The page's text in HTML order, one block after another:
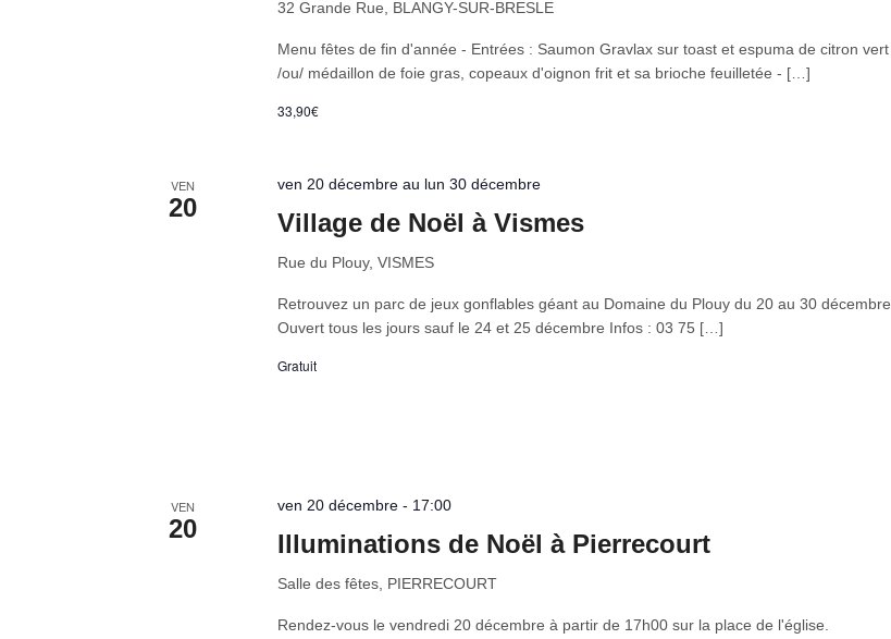
32 Grande Rue, BLANGY-SUR-BRESLE
Menu fêtes de fin d'année - Entrées : Saumon Gravlax sur toast et espuma de citron vert
/ou/ médaillon de foie gras, copeaux d'oignon frit et sa brioche feuilletée - […]
33,90€
VEN
20
ven 20 décembre au lun 30 décembre
Village de Noël à Vismes
Rue du Plouy, VISMES
Retrouvez un parc de jeux gonflables géant au Domaine du Plouy du 20 au 30 décembre.
Ouvert tous les jours sauf le 24 et 25 décembre Infos : 03 75 […]
Gratuit
VEN
20
ven 20 décembre - 17:00
Illuminations de Noël à Pierrecourt
Salle des fêtes, PIERRECOURT
Rendez-vous le vendredi 20 décembre à partir de 17h00 sur la place de l'église.